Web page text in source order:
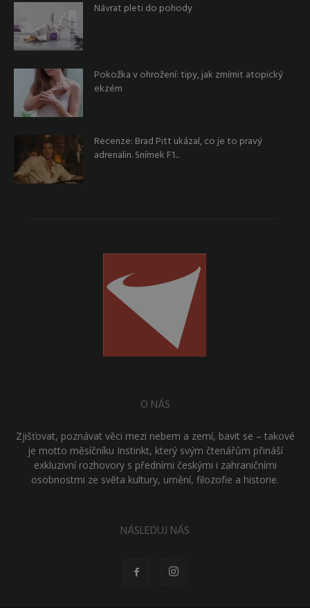
Návrat pleti do pohody
Pokožka v ohrožení: tipy, jak zmírnit atopický
ekzém
Recenze: Brad Pitt ukázal, co je to pravý
adrenalin. Snímek F1...
O NÁS
Zjišťovat, poznávat věci mezi nebem a zemí, bavit se – takové
je motto měsíčníku Instinkt, který svým čtenářům přináší
exkluzivní rozhovory s předními českými i zahraničními
osobnostmi ze světa kultury, umění, filozofie a historie.
NÁSLEDUJ NÁS